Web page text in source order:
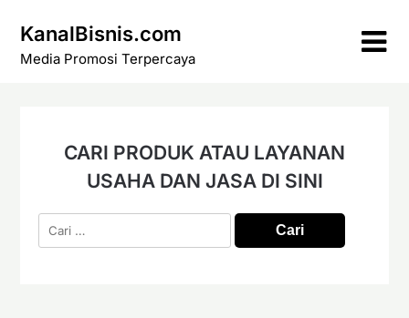
content
KanalBisnis.com
Media Promosi Terpercaya
CARI PRODUK ATAU LAYANAN
USAHA DAN JASA DI SINI
Cari
untuk: